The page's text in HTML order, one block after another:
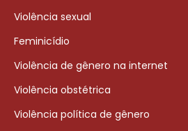
Violência sexual
Feminicídio
Violência de gênero na internet
Violência obstétrica
Violência política de gênero